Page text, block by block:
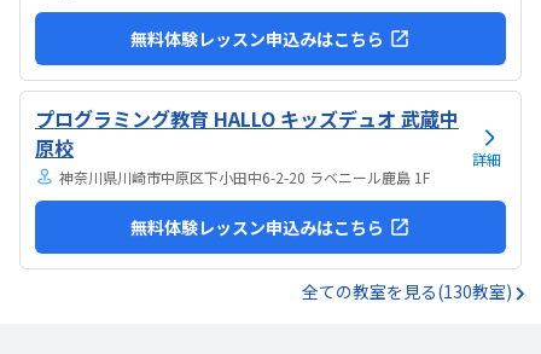
無料体験レッスン申込みはこちら
プログラミング教育 HALLO キッズデュオ 武蔵中
原校
神奈川県川崎市中原区下小田中6-2-20 ラベニール鹿島 1F
詳細
無料体験レッスン申込みはこちら
全ての教室を見る(130教室)